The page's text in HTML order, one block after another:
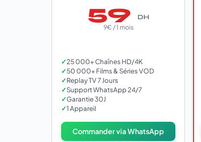
59 DH
9€ / 1 mois
✓25 000+ Chaînes HD/4K
✓50 000+ Films & Séries VOD
✓Replay TV 7 Jours
✓Support WhatsApp 24/7
✓Garantie 30J
✓1 Appareil
Commander via WhatsApp